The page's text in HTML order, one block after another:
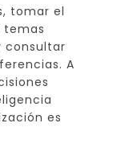
tomar el
temas
consultar
A
es